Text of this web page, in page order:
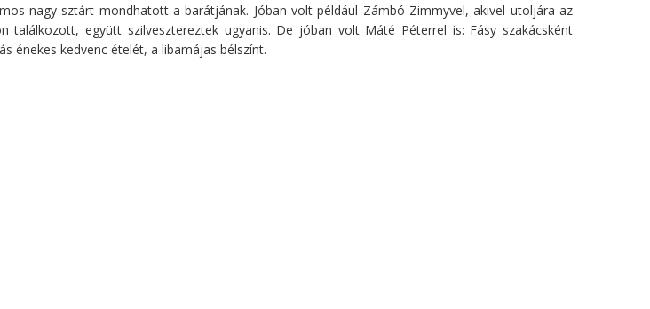
nagy sztárt mondhatott a barátjának. Jóban volt például Zámbó Zimmyvel, akivel utoljára az
találkozott, együtt szilvesztereztek ugyanis. De jóban volt Máté Péterrel is: Fásy szakácsként
énekes kedvenc ételét, a libamájas bélszínt.